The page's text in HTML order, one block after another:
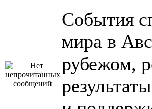
События
мира в
рубежом,